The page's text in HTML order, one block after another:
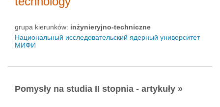
grupa kierunków: inżynieryjno-techniczne
Национальный исследовательский ядерный университет
МИФИ
Pomysły na studia II stopnia - artykuły »